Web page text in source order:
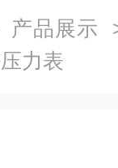
产品展示
力表